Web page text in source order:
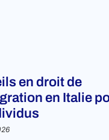
en droit de
en Italie